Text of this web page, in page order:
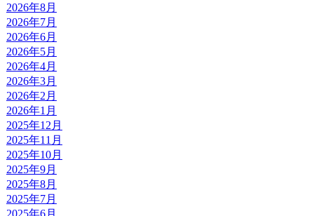
2026年8月
2026年7月
2026年6月
2026年5月
2026年4月
2026年3月
2026年2月
2026年1月
2025年12月
2025年11月
2025年10月
2025年9月
2025年8月
2025年7月
2025年6月